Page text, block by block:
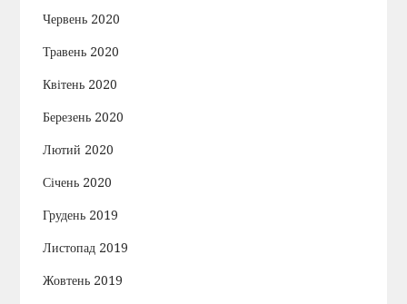
Червень 2020
Травень 2020
Квітень 2020
Березень 2020
Лютий 2020
Січень 2020
Грудень 2019
Листопад 2019
Жовтень 2019